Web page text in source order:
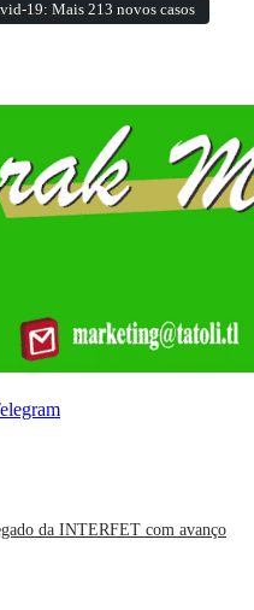
19: Mais 213 novos casos
da INTERFET com avanço